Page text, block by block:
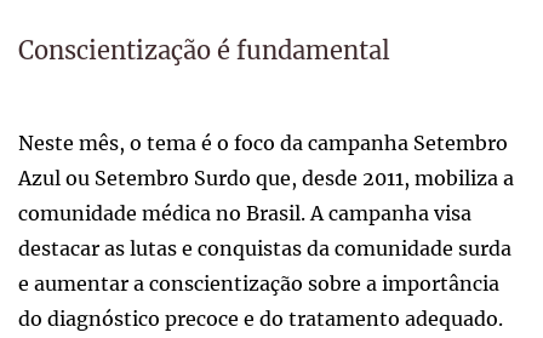
Conscientização é fundamental
Neste mês, o tema é o foco da campanha Setembro
Azul ou Setembro Surdo que, desde 2011, mobiliza a
comunidade médica no Brasil. A campanha visa
destacar as lutas e conquistas da comunidade surda
e aumentar a conscientização sobre a importância
do diagnóstico precoce e do tratamento adequado.